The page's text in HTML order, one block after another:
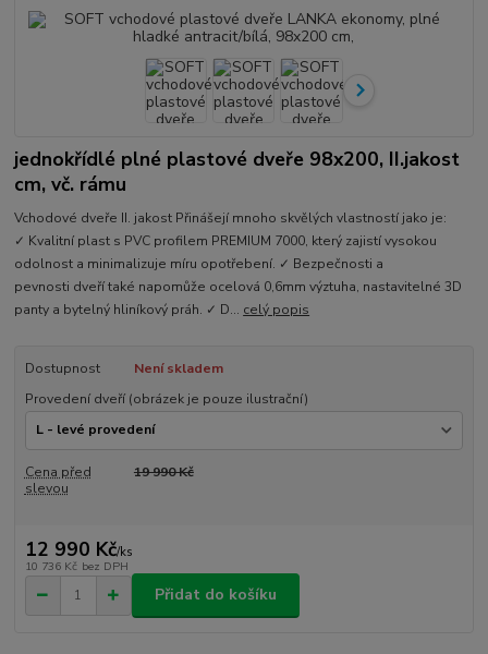
jednokřídlé plné plastové dveře 98x200, II.jakost
cm, vč. rámu
Vchodové dveře II. jakost Přinášejí mnoho skvělých vlastností jako je:
✓ Kvalitní plast s PVC profilem PREMIUM 7000, který zajistí vysokou
odolnost a minimalizuje míru opotřebení. ✓ Bezpečnosti a
pevnosti dveří také napomůže ocelová 0,6mm výztuha, nastavitelné 3D
panty a bytelný hliníkový práh. ✓ D... celý popis
Dostupnost
Není skladem
Provedení dveří (obrázek je pouze ilustrační)
Cena před
slevou
19 990 Kč
12 990 Kč/ks
10 736 Kč bez DPH
Přidat do košíku